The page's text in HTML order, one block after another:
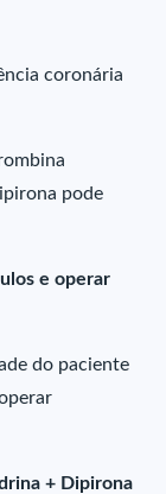
coronária
pode
e operar
do paciente
+ Dipirona